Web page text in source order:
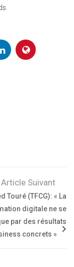
Article Suivant
Touré (TFCG): « La
digitale ne se
par des résultats
concrets »